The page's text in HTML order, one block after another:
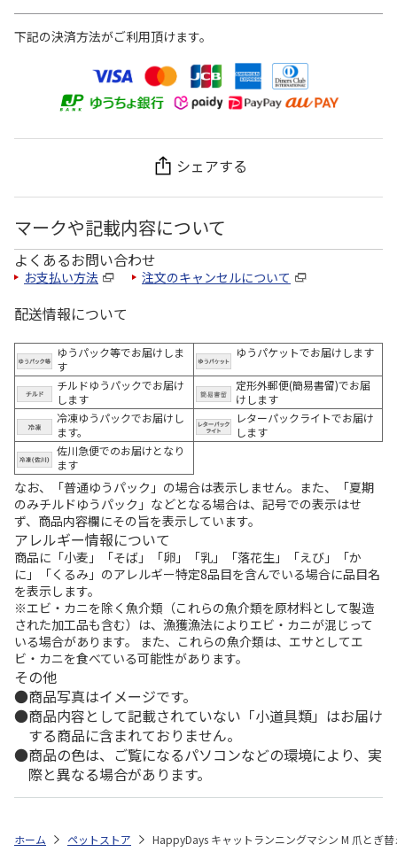
下記の決済方法がご利用頂けます。
シェアする
マークや記載内容について
よくあるお問い合わせ
お支払い方法 注文のキャンセルについて
配送情報について
ゆうパック等でお届けしま
す
ゆうパケットでお届けします
チルドゆうパックでお届け
します
定形外郵便(簡易書留)でお届
けします
冷凍ゆうパックでお届けし
ます。
レターパックライトでお届け
します
佐川急便でのお届けとなり
ます
なお、「普通ゆうパック」の場合は表示しません。また、「夏期
のみチルドゆうパック」などとなる場合は、記号での表示はせ
ず、商品内容欄にその旨を表示しています。
アレルギー情報について
商品に「小麦」「そば」「卵」「乳」「落花生」「えび」「か
に」「くるみ」のアレルギー特定8品目を含んでいる場合に品目名
を表示します。
※エビ・カニを除く魚介類（これらの魚介類を原材料として製造
された加工品も含む）は、漁獲漁法によりエビ・カニが混じって
いる場合があります。 また、これらの魚介類は、エサとしてエ
ビ・カニを食べている可能性があります。
その他
商品写真はイメージです。
商品内容として記載されていない「小道具類」はお届け
する商品に含まれておりません。
商品の色は、ご覧になるパソコンなどの環境により、実
際と異なる場合があります。
ホーム ペットストア HappyDays キャットランニングマシン M 爪とぎ替